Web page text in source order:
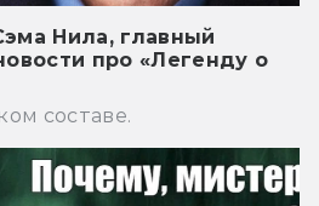
Нила, главный
про «Легенду о
составе.